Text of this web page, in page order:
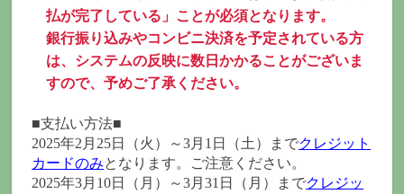
払が完了している」ことが必須となります。
銀行振り込みやコンビニ決済を予定されている方
は、システムの反映に数日かかることがございま
すので、予めご了承ください。
■支払い方法■
2025年2月25日（火）～3月1日（土）までクレジット
カードのみとなります。ご注意ください。
2025年3月10日（月）～3月31日（月）までクレジッ